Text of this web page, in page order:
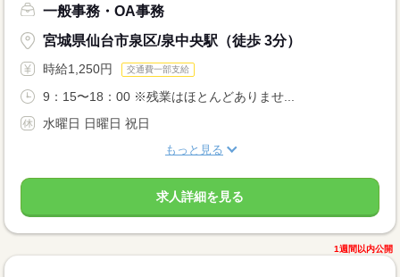
一般事務・OA事務
宮城県仙台市泉区/泉中央駅（徒歩 3分）
時給1,250円 交通費一部支給
9：15〜18：00 ※残業はほとんどありませ...
水曜日 日曜日 祝日
もっと見る
求人詳細を見る
1週間以内公開